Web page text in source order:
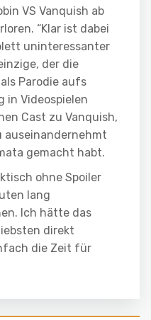
VS Vanquish ab
“Klar ist dabei
uninteressanter
der die
Parodie aufs
in Videospielen
Cast zu Vanquish,
auseinandernehmt
gemacht habt.
ohne Spoiler
lang
Ich hätte das
direkt
die Zeit für